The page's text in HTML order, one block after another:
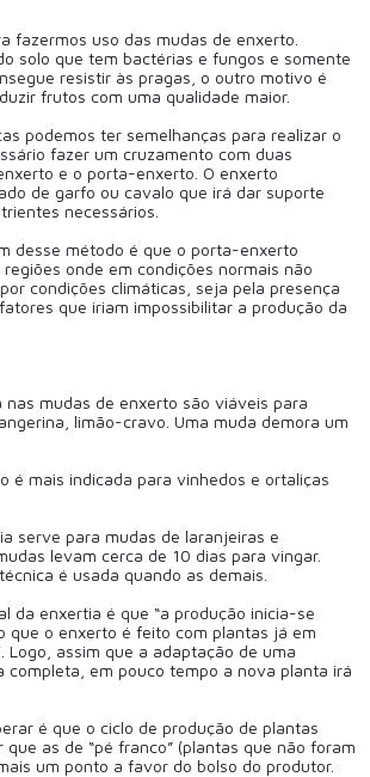
fazermos uso das mudas de enxerto.
solo que tem bactérias e fungos e somente
resistir às pragas, o outro motivo é
frutos com uma qualidade maior.
podemos ter semelhanças para realizar o
fazer um cruzamento com duas
e o porta-enxerto. O enxerto
de garfo ou cavalo que irá dar suporte
necessários.
desse método é que o porta-enxerto
onde em condições normais não
condições climáticas, seja pela presença
que iriam impossibilitar a produção da
nas mudas de enxerto são viáveis para
limão-cravo. Uma muda demora um
é mais indicada para vinhedos e ortaliças
serve para mudas de laranjeiras e
levam cerca de 10 dias para vingar.
é usada quando as demais.
da enxertia é que “a produção inicia-se
que o enxerto é feito com plantas já em
Logo, assim que a adaptação de uma
completa, em pouco tempo a nova planta irá
é que o ciclo de produção de plantas
as de “pé franco” (plantas que não foram
um ponto a favor do bolso do produtor.